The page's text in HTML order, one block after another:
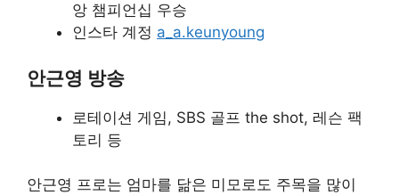
앙 챔피언십 우승
인스타 계정 a_a.keunyoung
안근영 방송
로테이션 게임, SBS 골프 the shot, 레슨 팩
토리 등
안근영 프로는 엄마를 닮은 미모로도 주목을 많이